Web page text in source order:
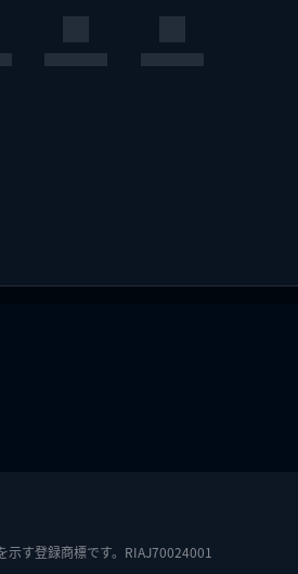
す登録商標です。RIAJ70024001